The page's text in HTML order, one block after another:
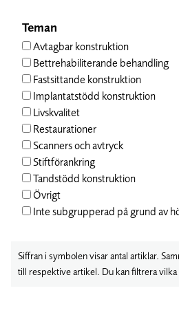
Teman
Avtagbar konstruktion
Bettrehabiliterande behandling
Fastsittande konstruktion
Implantatstödd konstruktion
Livskvalitet
Restaurationer
Scanners och avtryck
Stiftförankring
Tandstödd konstruktion
Övrigt
Inte subgrupperad på grund av
Siffran i symbolen visar antal artiklar.
till respektive artikel. Du kan filtrera